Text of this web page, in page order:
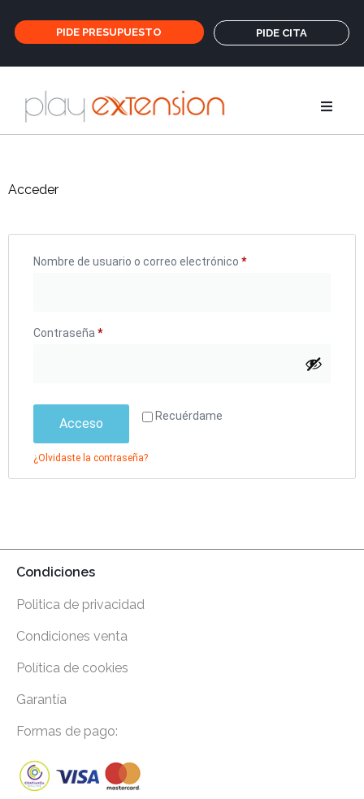
PIDE PRESUPUESTO PIDE CITA
Salones
Acceder
Nombre de usuario o correo electrónico *
Contraseña *
Recuérdame
Acceso
¿Olvidaste la contraseña?
Condiciones
Politica de privacidad
Condiciones venta
Política de cookies
Garantía
Formas de pago: